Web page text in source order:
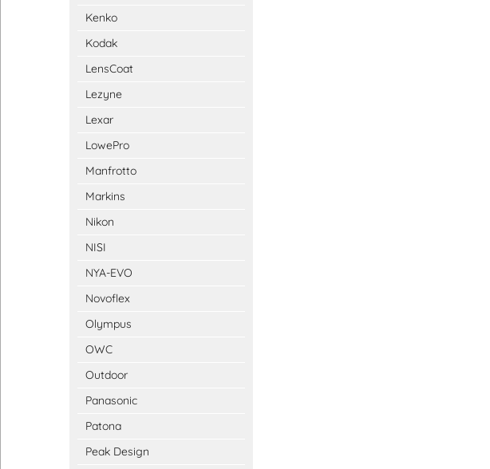
Kenko
Kodak
LensCoat
Lezyne
Lexar
LowePro
Manfrotto
Markins
Nikon
NISI
NYA-EVO
Novoflex
Olympus
OWC
Outdoor
Panasonic
Patona
Peak Design